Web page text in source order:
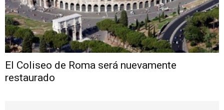
El Coliseo de Roma será nuevamente
restaurado